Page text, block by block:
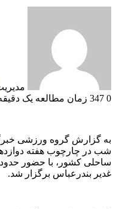
0
زمان مطالعه یک
به گزارش گروه ورزشی
شب در چارچوب هفته
ساحلی کشور، با حضور
غدیر بندرعباس برگزار شد.